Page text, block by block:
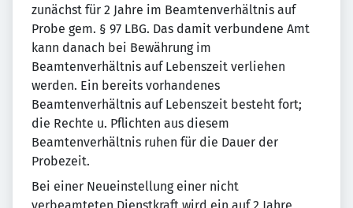
zunächst für 2 Jahre im Beamtenverhältnis auf
Probe gem. § 97 LBG. Das damit verbundene Amt
kann danach bei Bewährung im
Beamtenverhältnis auf Lebenszeit verliehen
werden. Ein bereits vorhandenes
Beamtenverhältnis auf Lebenszeit besteht fort;
die Rechte u. Pflichten aus diesem
Beamtenverhältnis ruhen für die Dauer der
Probezeit.
Bei einer Neueinstellung einer nicht